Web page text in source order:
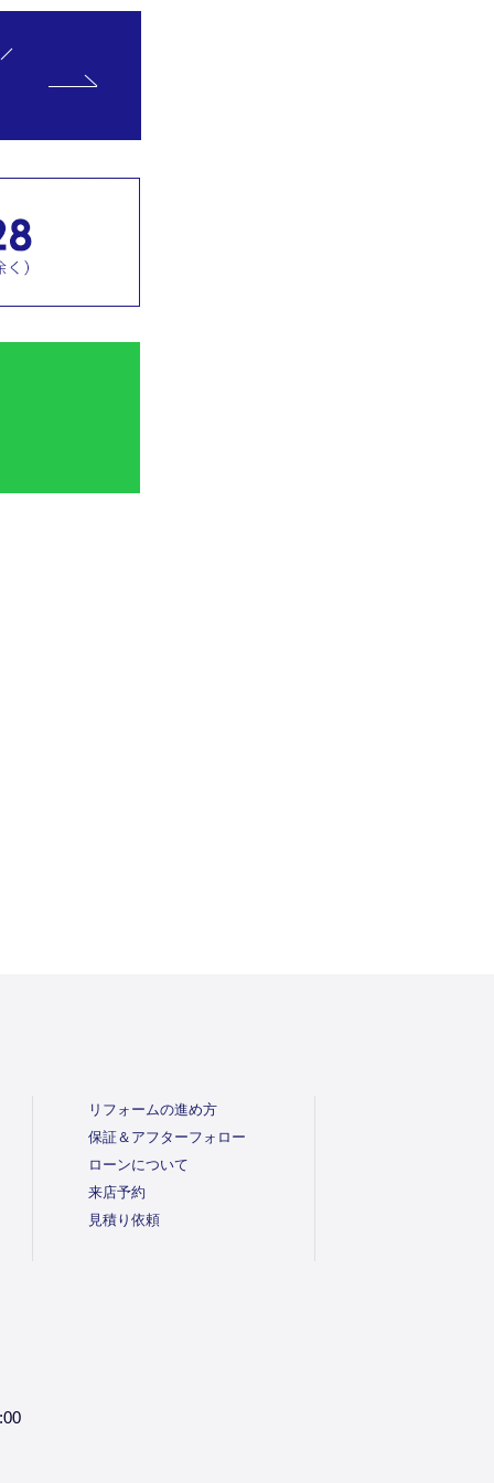
リフォームの進め方
保証＆アフターフォロー
ローンについて
来店予約
見積り依頼